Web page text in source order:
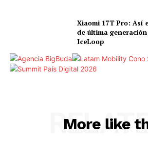
Xiaomi 17T Pro: Así
de última
IceLoop
More like